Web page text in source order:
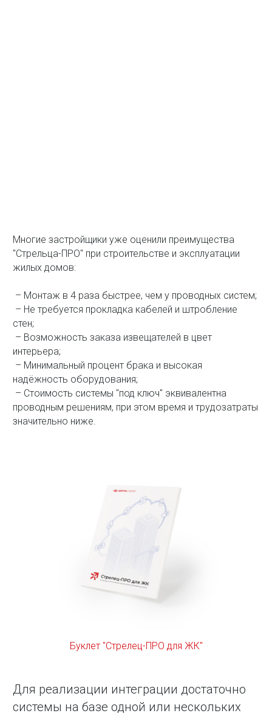
Многие застройщики уже оценили преимущества
"Стрельца-ПРО" при строительстве и эксплуатации
жилых домов:
– Монтаж в 4 раза быстрее, чем у проводных систем;
– Не требуется прокладка кабелей и штробление
стен;
– Возможность заказа извещателей в цвет
интерьера;
– Минимальный процент брака и высокая
надёжность оборудования;
– Стоимость системы "под ключ" эквивалентна
проводным решениям, при этом время и трудозатраты
значительно ниже.
Буклет "Стрелец-ПРО для ЖК"
Для реализации интеграции достаточно
системы на базе одной или нескольких